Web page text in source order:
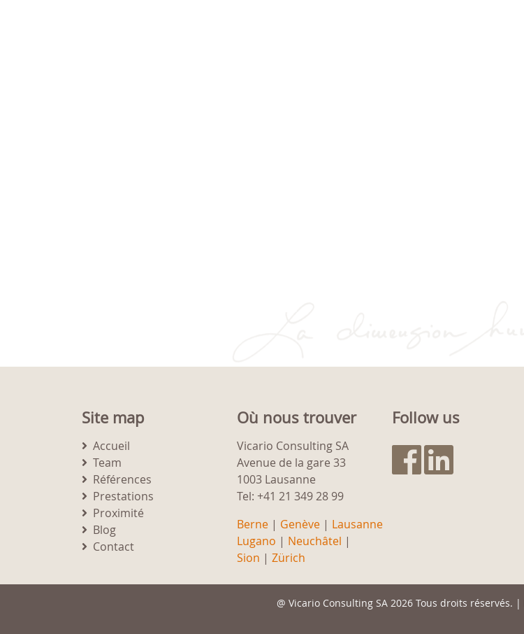
Site map
Accueil
Team
Références
Prestations
Proximité
Blog
Contact
Où nous trouver
Vicario Consulting SA
Avenue de la gare 33
1003 Lausanne
Tel: +41 21 349 28 99
Berne | Genève | Lausanne
Lugano | Neuchâtel |
Sion | Zürich
Follow us
@ Vicario Consulting SA 2026 Tous droits réservés. |